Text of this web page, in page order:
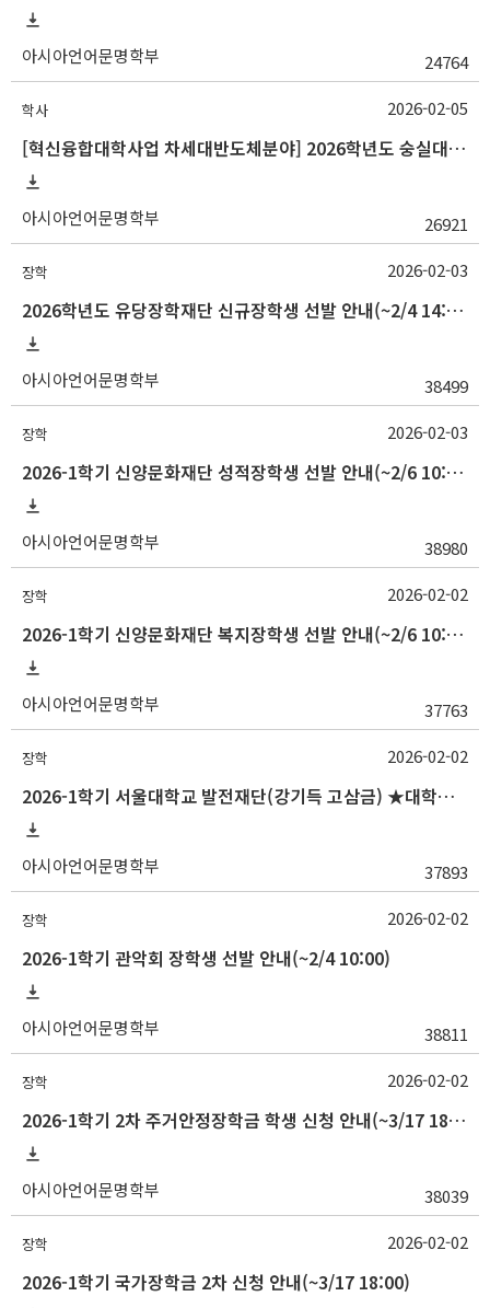
아시아언어문명학부 24764
학사
[혁신융합대학사업 차세대반도체분야] 2026학년도 숭실대학교 1학기 교류 수학 안내
아시아언어문명학부 26921
2026-02-05
장학
2026학년도 유당장학재단 신규장학생 선발 안내(~2/4 14:00)
아시아언어문명학부 38499
2026-02-03
장학
2026-1학기 신양문화재단 성적장학생 선발 안내(~2/6 10:00)
아시아언어문명학부 38980
2026-02-03
장학
2026-1학기 신양문화재단 복지장학생 선발 안내(~2/6 10:00)
아시아언어문명학부 37763
2026-02-02
장학
2026-1학기 서울대학교 발전재단(강기득 고삼금) ★대학원생★장학생 선발 안내(~2/5 10:00)
아시아언어문명학부 37893
2026-02-02
장학
2026-1학기 관악회 장학생 선발 안내(~2/4 10:00)
아시아언어문명학부 38811
2026-02-02
장학
2026-1학기 2차 주거안정장학금 학생 신청 안내(~3/17 18:00)
아시아언어문명학부 38039
2026-02-02
장학
2026-1학기 국가장학금 2차 신청 안내(~3/17 18:00)
2026-02-02